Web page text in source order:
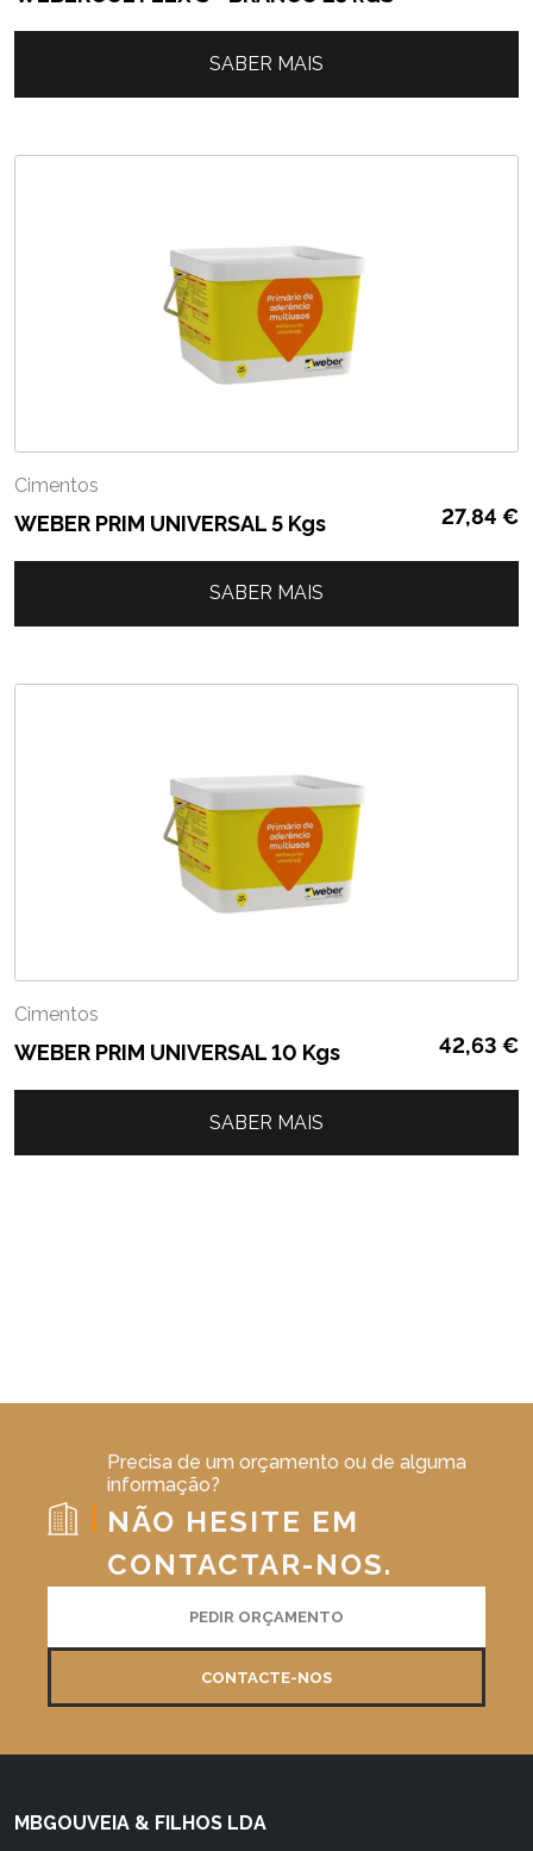
SABER MAIS
Cimentos
WEBER PRIM UNIVERSAL 5 Kgs 27,84 €
SABER MAIS
Cimentos
WEBER PRIM UNIVERSAL 10 Kgs 42,63 €
SABER MAIS
Precisa de um orçamento ou de alguma
informação?
NÃO HESITE EM
CONTACTAR-NOS.
PEDIR ORÇAMENTO
CONTACTE-NOS
MBGOUVEIA & FILHOS LDA